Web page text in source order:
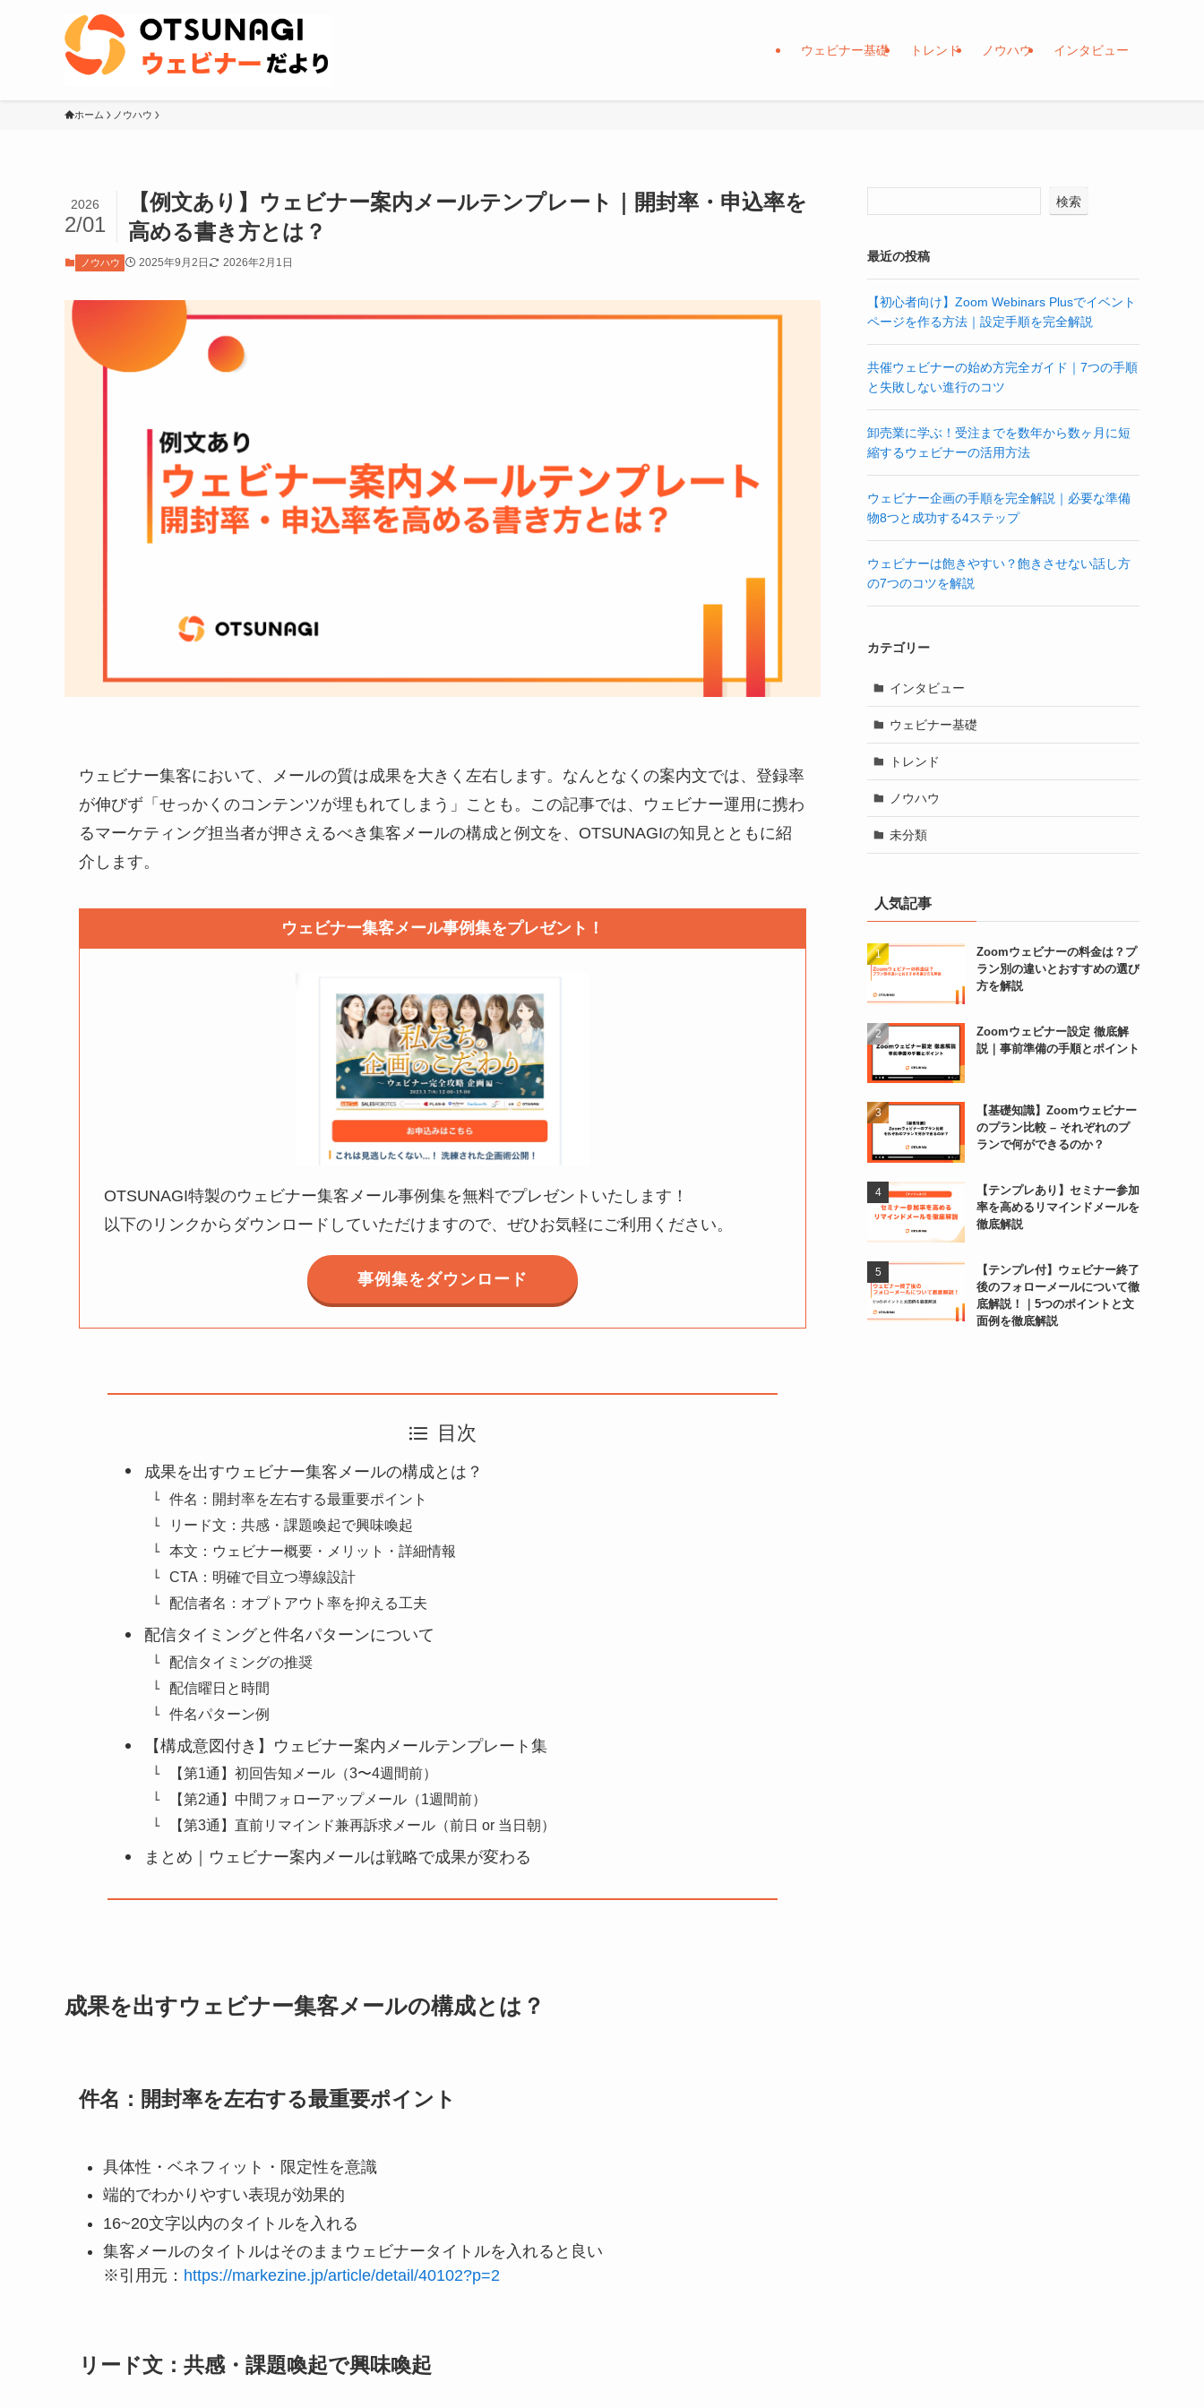
ウェビナー基礎 トレンド ノウハウ インタビュー
ホーム ノウハウ
【例文あり】ウェビナー案内メールテンプレート｜開封率・申込率を
高める書き方とは？
2026
2/01
ノウハウ 2025年9月2日 2026年2月1日
ウェビナー集客において、メールの質は成果を大きく左右します。なんとなくの案内文では、登録率
が伸びず「せっかくのコンテンツが埋もれてしまう」ことも。この記事では、ウェビナー運用に携わ
るマーケティング担当者が押さえるべき集客メールの構成と例文を、OTSUNAGIの知見とともに紹
介します。
ウェビナー集客メール事例集をプレゼント！
OTSUNAGI特製のウェビナー集客メール事例集を無料でプレゼントいたします！
以下のリンクからダウンロードしていただけますので、ぜひお気軽にご利用ください。
事例集をダウンロード
目次
成果を出すウェビナー集客メールの構成とは？
件名：開封率を左右する最重要ポイント
リード文：共感・課題喚起で興味喚起
本文：ウェビナー概要・メリット・詳細情報
CTA：明確で目立つ導線設計
配信者名：オプトアウト率を抑える工夫
配信タイミングと件名パターンについて
配信タイミングの推奨
配信曜日と時間
件名パターン例
【構成意図付き】ウェビナー案内メールテンプレート集
【第1通】初回告知メール（3〜4週間前）
【第2通】中間フォローアップメール（1週間前）
【第3通】直前リマインド兼再訴求メール（前日 or 当日朝）
まとめ｜ウェビナー案内メールは戦略で成果が変わる
成果を出すウェビナー集客メールの構成とは？
件名：開封率を左右する最重要ポイント
具体性・ベネフィット・限定性を意識
端的でわかりやすい表現が効果的
16~20文字以内のタイトルを入れる
集客メールのタイトルはそのままウェビナータイトルを入れると良い
※引用元： https://markezine.jp/article/detail/40102?p=2
リード文：共感・課題喚起で興味喚起
検索
最近の投稿
【初心者向け】Zoom Webinars Plusでイベント
ページを作る方法｜設定手順を完全解説
共催ウェビナーの始め方完全ガイド｜7つの手順
と失敗しない進行のコツ
卸売業に学ぶ！受注までを数年から数ヶ月に短
縮するウェビナーの活用方法
ウェビナー企画の手順を完全解説｜必要な準備
物8つと成功する4ステップ
ウェビナーは飽きやすい？飽きさせない話し方
の7つのコツを解説
カテゴリー
インタビュー
ウェビナー基礎
トレンド
ノウハウ
未分類
人気記事
Zoomウェビナーの料金は？プ
ラン別の違いとおすすめの選び
方を解説
Zoomウェビナー設定 徹底解
説｜事前準備の手順とポイント
【基礎知識】Zoomウェビナー
のプラン比較 – それぞれのプ
ランで何ができるのか？
【テンプレあり】セミナー参加
率を高めるリマインドメールを
徹底解説
【テンプレ付】ウェビナー終了
後のフォローメールについて徹
底解説！｜5つのポイントと文
面例を徹底解説